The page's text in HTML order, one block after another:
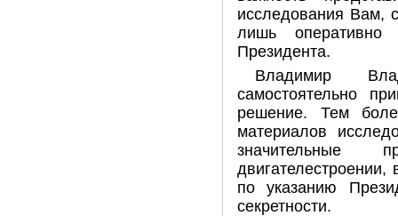
исследования Вам,
лишь оперативно
Президента.
Владимир
самостоятельно
решение. Тем
материалов
значительные
по указанию
секретности.